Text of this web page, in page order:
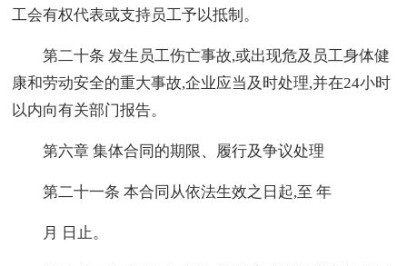
工会有权代表或支持员工予以抵制。
第二十条 发生员工伤亡事故,或出现危及员工身体健
康和劳动安全的重大事故,企业应当及时处理,并在24小时
以内向有关部门报告。
第六章 集体合同的期限、履行及争议处理
第二十一条 本合同从依法生效之日起,至 年
月 日止。